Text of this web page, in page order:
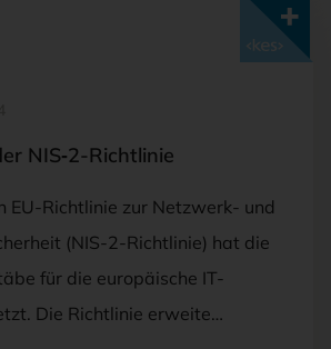
NIS‑2-Richtlinie
EU-Richtlinie zur Netzwerk- und
(NIS-2-Richtlinie) hat die
für die europäische IT-
Die Richtlinie erweite…